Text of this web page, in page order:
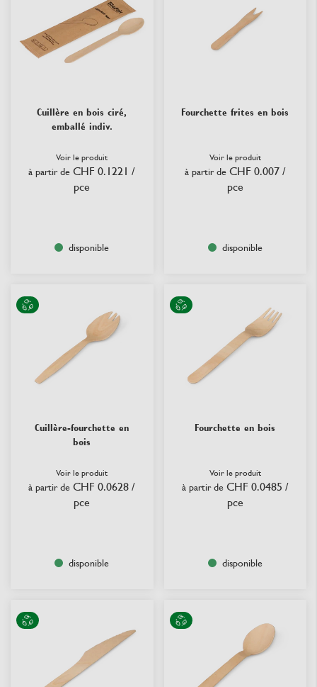
Cuillère en bois ciré,
emballé indiv.
Voir le produit
à partir de CHF 0.1221 /
pce
disponible
Fourchette frites en bois
Voir le produit
à partir de CHF 0.007 /
pce
disponible
Cuillère-fourchette en
bois
Voir le produit
à partir de CHF 0.0628 /
pce
disponible
Fourchette en bois
Voir le produit
à partir de CHF 0.0485 /
pce
disponible